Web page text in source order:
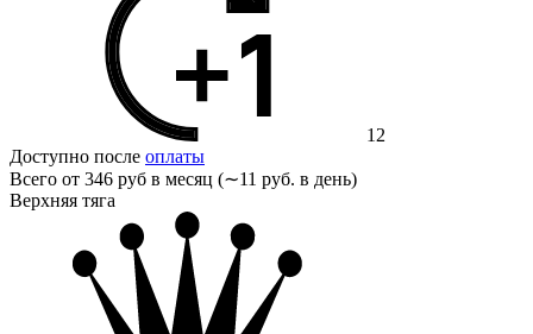
12
Доступно после оплаты
Всего от 346 руб в месяц (∼11 руб. в день)
Верхняя тяга